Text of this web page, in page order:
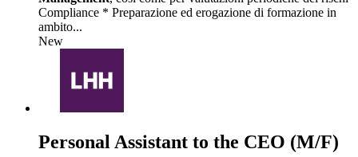
Compliance * Preparazione ed erogazione di formazione in
ambito...
New
Personal Assistant to the CEO (M/F)